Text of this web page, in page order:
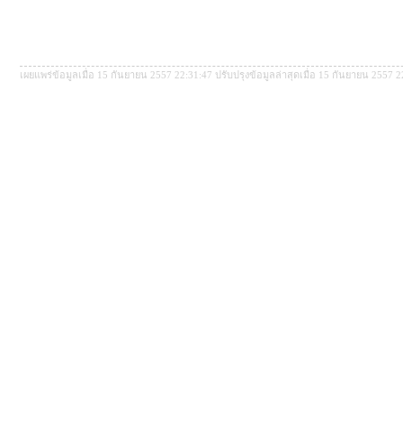
เผยแพร่ข้อมูลเมื่อ 15 กันยายน 2557 22:31:47 ปรับปรุงข้อมูลล่าสุดเมื่อ 15 กันยายน 2557